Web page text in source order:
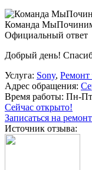
Команда
Официальный ответ
Добрый день!
Услуга: Sony, Ремонт
Адрес обращения:
Время работы: Пн-
Сейчас открыто!
Записаться на ремонт
Источник отзыва: